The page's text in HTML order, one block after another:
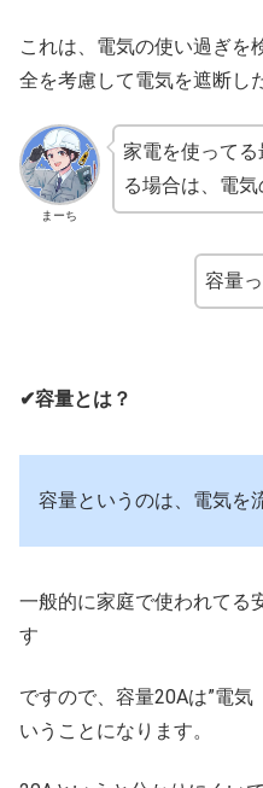
これは、電気の使い過ぎを
全を考慮して電気を遮断し
まーち
家電を使って
る場合は、電
容量
✔容量とは？
容量というのは、電気を
一般的に家庭で使われてる
す
ですので、容量20Aは”電気
いうことになります。